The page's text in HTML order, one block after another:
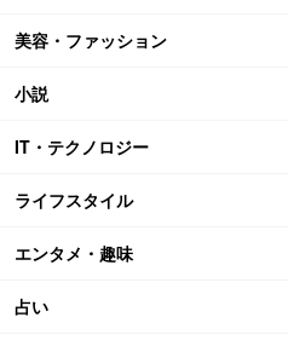
美容・ファッション
小説
IT・テクノロジー
ライフスタイル
エンタメ・趣味
占い